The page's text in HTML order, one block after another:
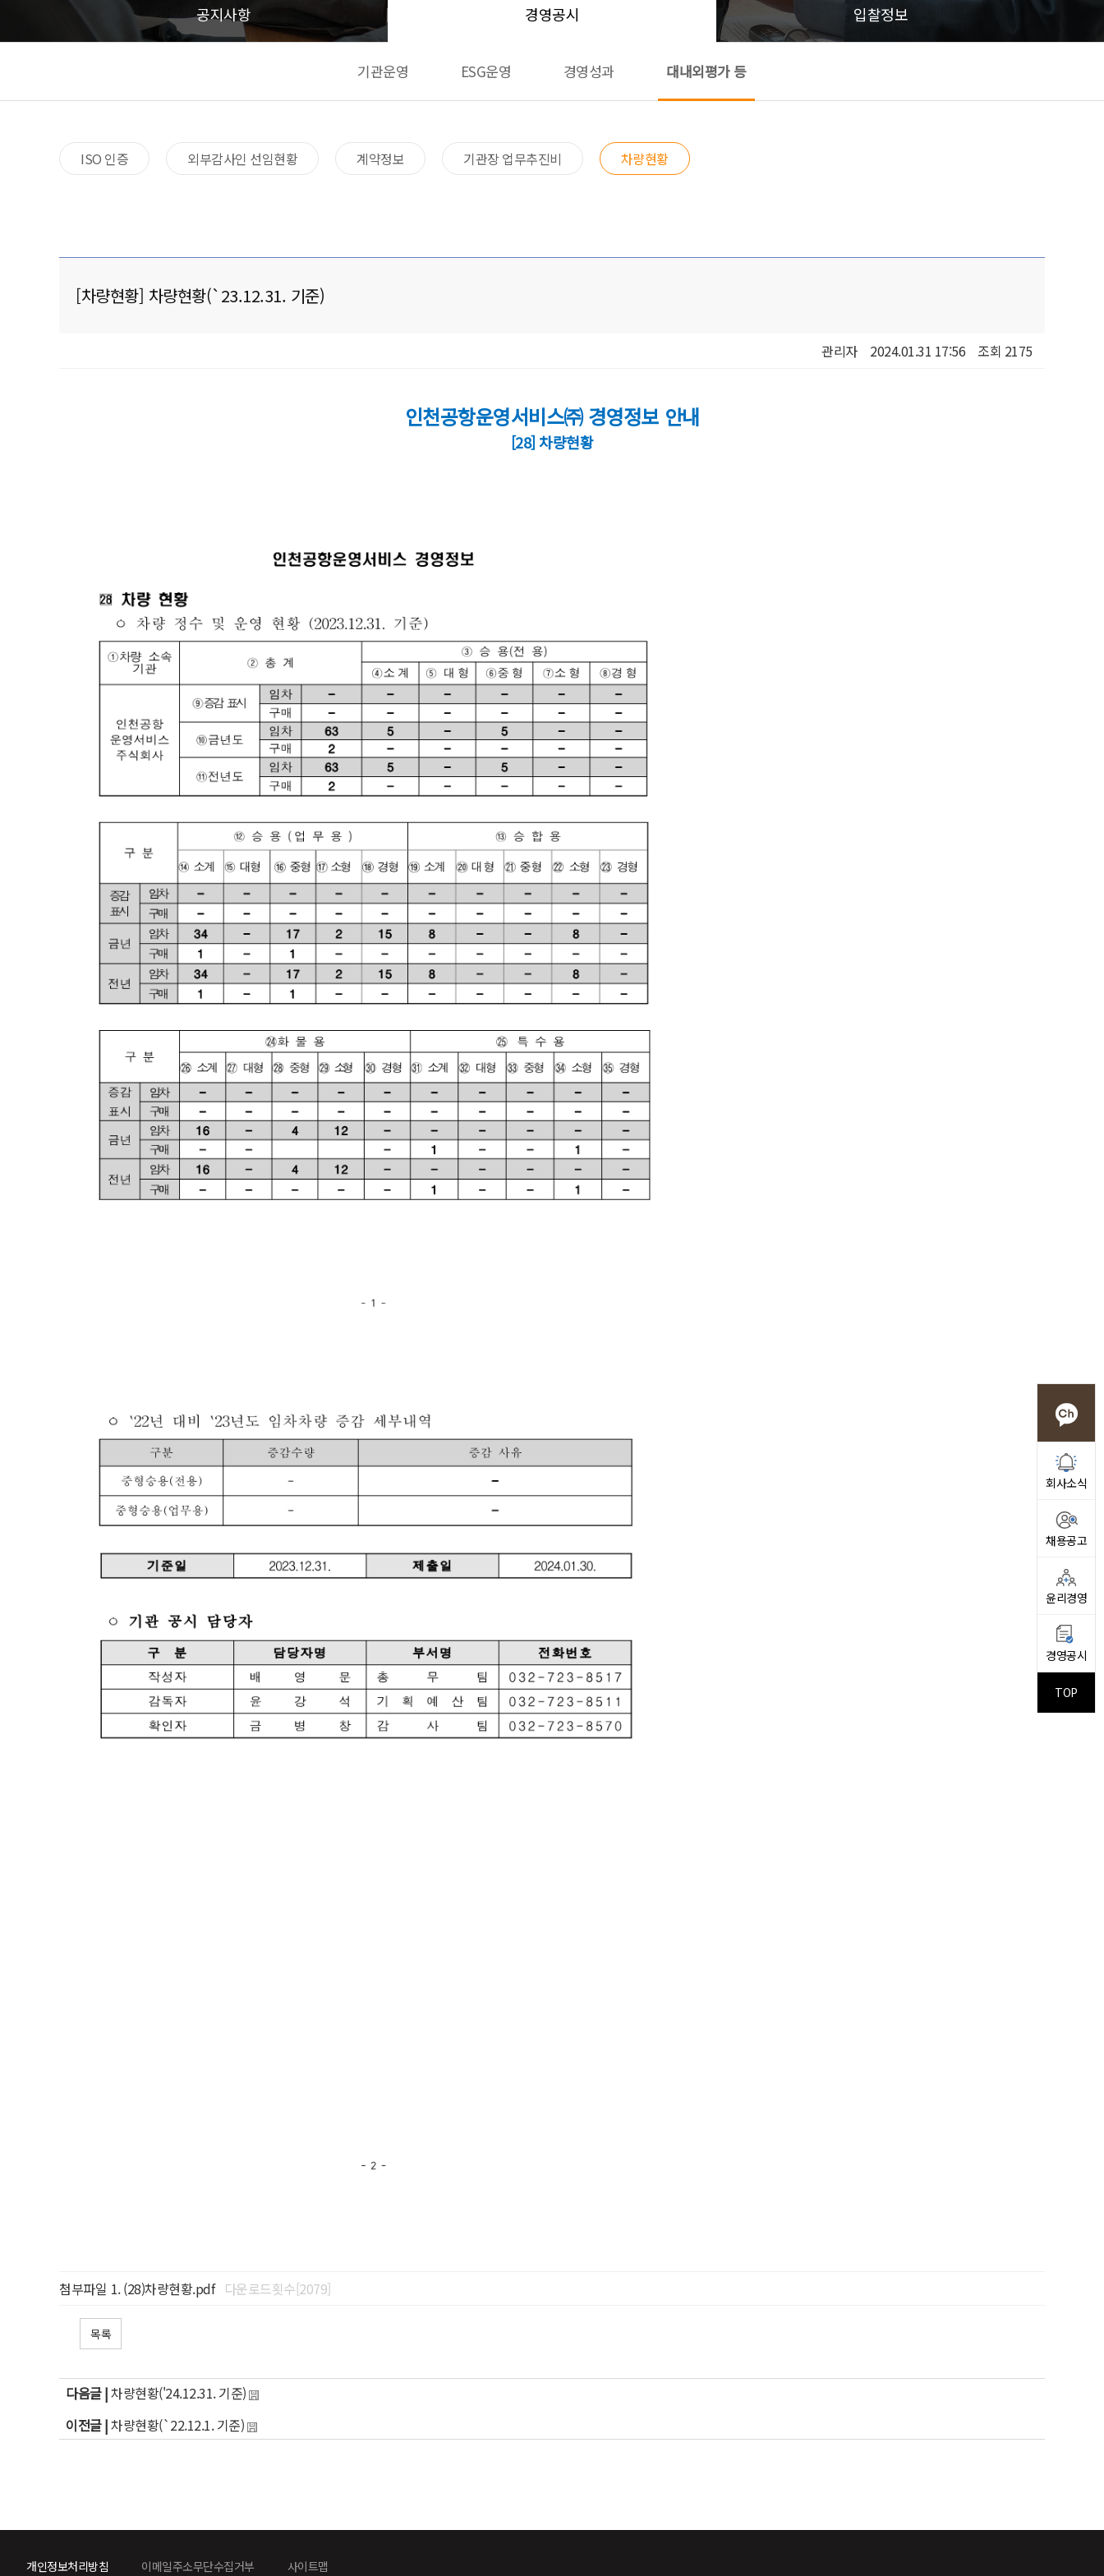
공지사항 경영공시 입찰정보
기관운영 ESG운영 경영성과 대내외평가 등
ISO 인증 외부감사인 선임현황 계약정보 기관장 업무추진비 차량현황
[차량현황] 차량현황(`23.12.31. 기준)
관리자 2024.01.31 17:56 조회 2175
인천공항운영서비스㈜ 경영정보 안내
[28] 차량현황
첨부파일 (28)차량현황.pdf 다운로드횟수[2079]
목록
다음글 |차량현황('24.12.31. 기준)
이전글 |차량현황(`22.12.1. 기준)
회사소식
채용공고
윤리경영
경영공시
TOP
개인정보처리방침 이메일주소무단수집거부 사이트맵